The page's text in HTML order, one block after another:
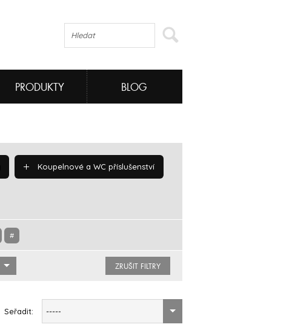
PRODUKTY BLOG
Koupelnové a WC příslušenství
#
ZRUŠIT FILTRY
Seřadit: -----